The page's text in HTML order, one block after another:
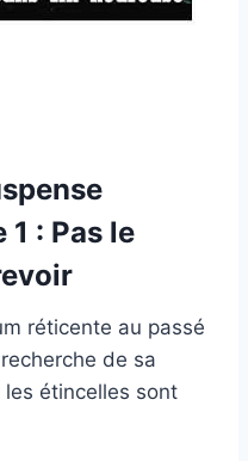
1 : Pas le
réticente au passé
de sa
étincelles sont